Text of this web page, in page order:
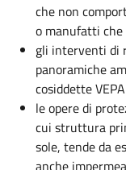
che non
o manufatti che
gli interventi di
panoramiche
cosiddette VEPA
le opere di
cui struttura
sole, tende da
anche